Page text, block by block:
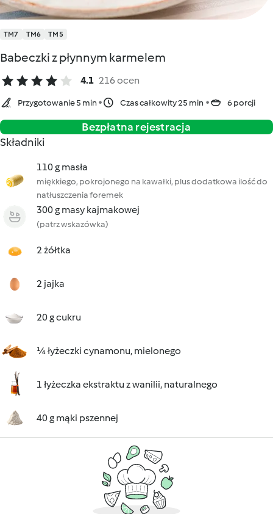
TM7 TM6 TM5
Babeczki z płynnym karmelem
4.1 216 ocen
Przygotowanie 5 min Czas całkowity 25 min 6 porcji
Bezpłatna rejestracja
Składniki
110 g masła
miękkiego, pokrojonego na kawałki, plus dodatkowa ilość do
natłuszczenia foremek
300 g masy kajmakowej
(patrz wskazówka)
2 żółtka
2 jajka
20 g cukru
¼ łyżeczki cynamonu, mielonego
1 łyżeczka ekstraktu z wanilii, naturalnego
40 g mąki pszennej